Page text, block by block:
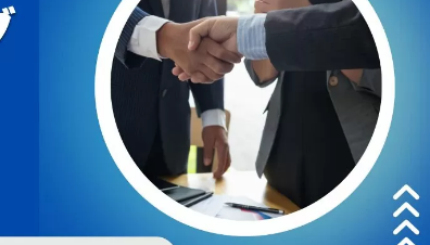
中部地方の消費者金融 9
近畿地方の消費者金融
中国地方・四国地方の消費者金融
九州地方の消費者金融 34